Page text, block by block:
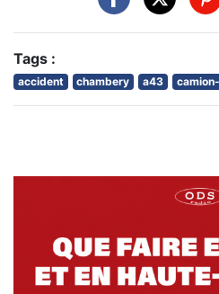
Tags :
accident chambery a43